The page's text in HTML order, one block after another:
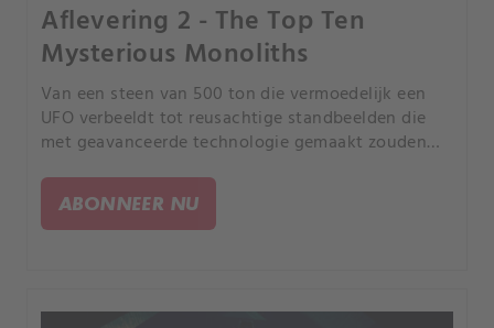
Aflevering 2 - The Top Ten
Mysterious Monoliths
Van een steen van 500 ton die vermoedelijk een
UFO verbeeldt tot reusachtige standbeelden die
met geavanceerde technologie gemaakt zouden
bewijs leveren voor buitenaards bezoek?.
ABONNEER NU